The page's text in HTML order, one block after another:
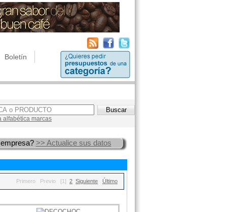
Boletín
alfabética marcas
>> Actualice sus datos
Primero Previo [1] 2 Siguiente Último